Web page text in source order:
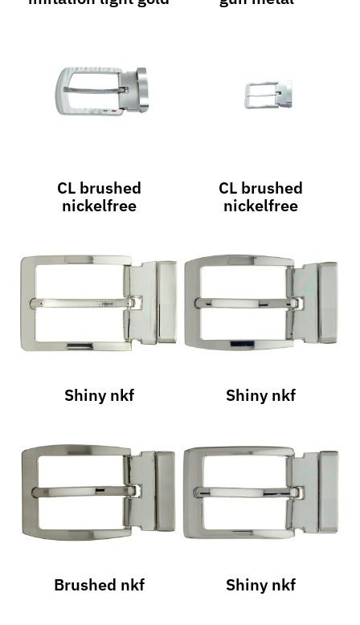
CL brushed
nickelfree
CL brushed
nickelfree
Shiny nkf Shiny nkf
Brushed nkf Shiny nkf